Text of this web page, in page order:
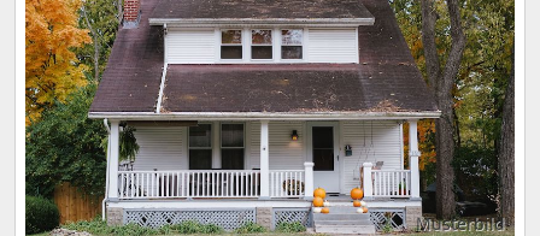
Musterbild